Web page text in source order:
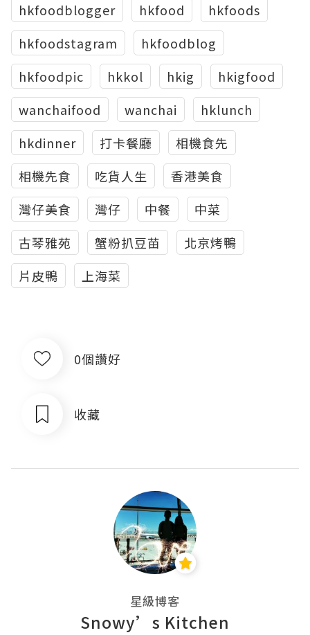
hkfoodblogger
hkfood
hkfoods
hkfoodstagram
hkfoodblog
hkfoodpic
hkkol hkig
hkigfood
wanchaifood
wanchai
hklunch
hkdinner
打卡餐廳
相機食先
相機先食
吃貨人生
香港美食
灣仔美食
灣仔 中餐
中菜
古琴雅苑
蟹粉扒豆苗
北京烤鴨
片皮鴨
上海菜
0個讚好
收藏
星級博客
Snowy’s Kitchen